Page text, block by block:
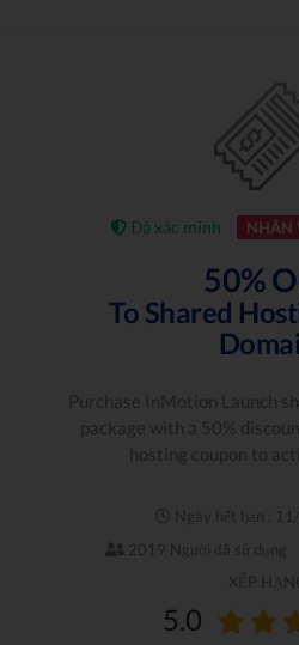
Đã xác minh NHÂN
50%
To Shared
Purchase InMotion Launch
package with a 50%
hosting coupon to
Ngày hết hạn :
2019 Người đã sử dụng
XẾP HẠNG
5.0